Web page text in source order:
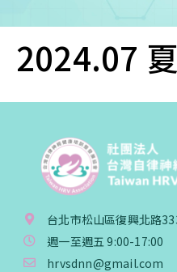
2024.07
台北市松山區復興北路
週一至週五 9:00-17:00
hrvsdnn@gmail.com
您已成功
您好，您的會員申請，
個人會員:
入會費新臺幣1200元，
費1200元，於每年度繳
團體會員:
入會費新臺幣3000元，
費3000元，於每年度繳納